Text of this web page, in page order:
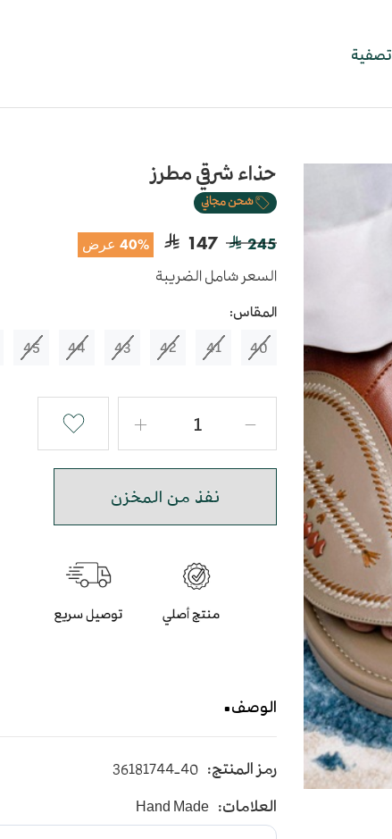
تصفية
حذاء شرقي مطرز
شحن مجاني
245
147 40% عرض
السعر شامل الضريبة
المقاس:
40
41
42
43
44
45
نفذ من المخزن
الوصف
يأتي بأرضية متوسطة الإرتفاع باللون البني
و طبقة اسفنجية عالية الجودة لتعطي شعور
رمز المنتج: 36181744-40
العلامات: Hand Made